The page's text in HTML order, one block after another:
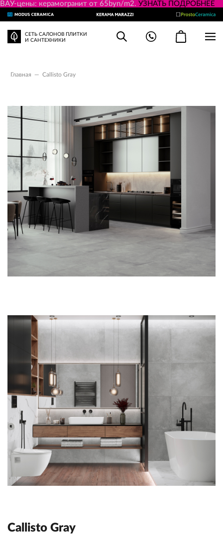
ВАУ-цены: керамогранит от 65byn/m2. УЗНАТЬ ПОДРОБНЕЕ
СЕТЬ САЛОНОВ ПЛИТКИ
И САНТЕХНИКИ
Главная — Callisto Gray
Callisto Gray